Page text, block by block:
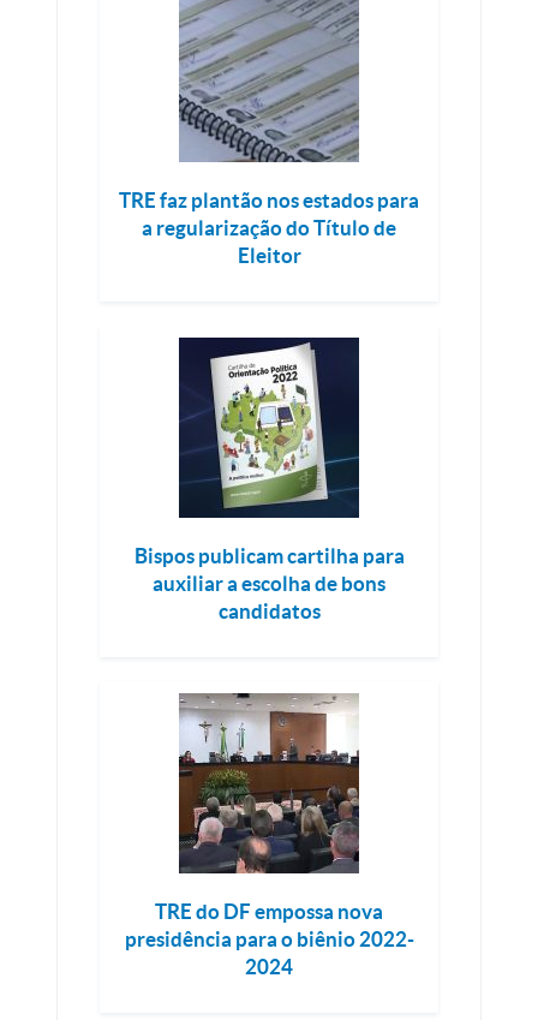
TRE faz plantão nos estados para
a regularização do Título de
Eleitor
Bispos publicam cartilha para
auxiliar a escolha de bons
candidatos
TRE do DF empossa nova
presidência para o biênio 2022-
2024